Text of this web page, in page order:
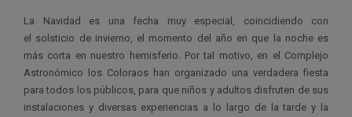
La Navidad es una fecha muy especial, coincidiendo con
el solsticio de invierno, el momento del año en que la noche es
más corta en nuestro hemisferio. Por tal motivo, en el Complejo
Astronómico los Coloraos han organizado una verdadera fiesta
para todos los públicos, para que niños y adultos disfruten de sus
instalaciones y diversas experiencias a lo largo de la tarde y la